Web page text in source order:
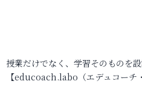
授業だけでなく、学習そのものを
【educoach.labo（エデュコーチ